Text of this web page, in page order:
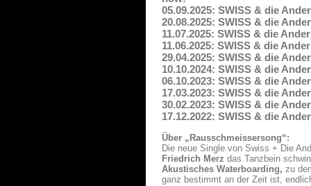
05.09.2025: SWISS & die
20.08.2025: SWISS & die
11.07.2025: SWISS & die
11.06.2025: SWISS & die
29.04.2025: SWISS & die
10.10.2024: SWISS & die
06.10.2023: SWISS & die
17.03.2023: SWISS & die
30.02.2023: SWISS & die
17.12.2022: SWISS & die
Über „Rausschmeissersong“:
Die neue Single von Swiss + Die
Friedrich Merz das Tanzbein
Akustisches Waterboarding, zu
ganz bestimmt an der Zeit ist,